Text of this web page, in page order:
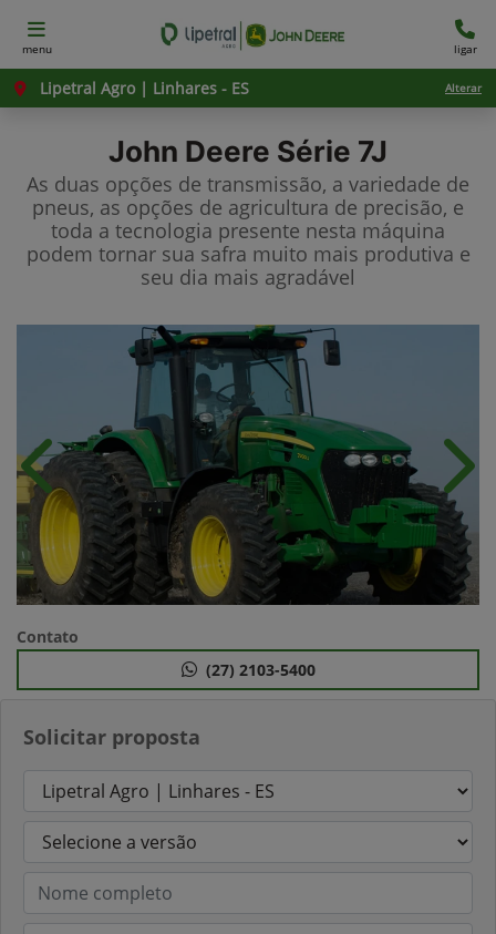
menu ligar
Lipetral Agro | Linhares - ES Alterar
John Deere Série 7J
As duas opções de transmissão, a variedade de
pneus, as opções de agricultura de precisão, e
toda a tecnologia presente nesta máquina
podem tornar sua safra muito mais produtiva e
seu dia mais agradável
Solicitar proposta
Anterior
Contato
(27) 2103-5400